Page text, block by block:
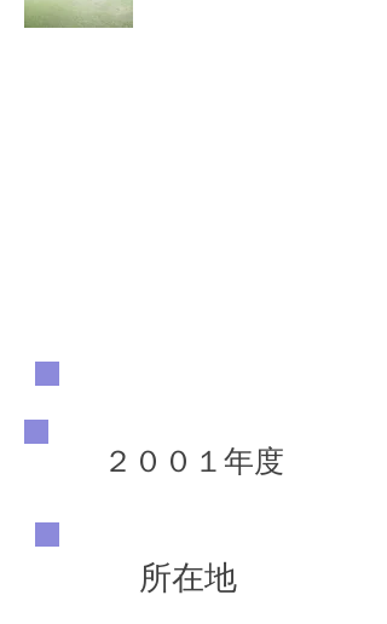
２００１年度
所在地